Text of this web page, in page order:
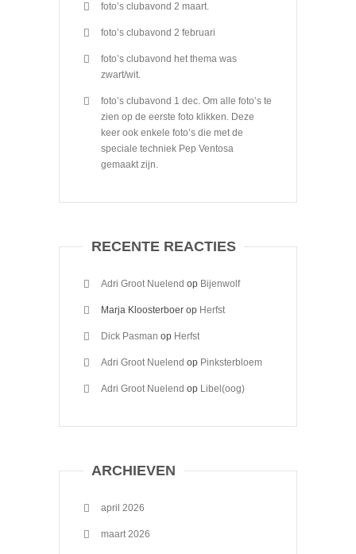
foto’s clubavond 2 maart.
foto’s clubavond 2 februari
foto’s clubavond het thema was
zwart/wit.
foto’s clubavond 1 dec. Om alle foto’s te
zien op de eerste foto klikken. Deze
keer ook enkele foto’s die met de
speciale techniek Pep Ventosa
gemaakt zijn.
RECENTE REACTIES
Adri Groot Nuelend op Bijenwolf
Marja Kloosterboer op Herfst
Dick Pasman op Herfst
Adri Groot Nuelend op Pinksterbloem
Adri Groot Nuelend op Libel(oog)
ARCHIEVEN
april 2026
maart 2026